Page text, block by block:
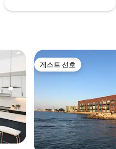
게스트 선호
게스트 선호